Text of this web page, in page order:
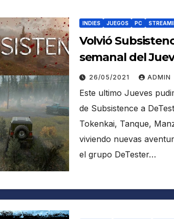
INDIES JUEGOS PC
Volvió
semanal del
DeTesterClan y el
Snowrunner en
extra que
visualizaciones
26/05/2021 ADMIN
Este ultimo Jueves
de Subsistence a
Tokenkai, Tanque,
viviendo nuevas
el grupo DeTester…